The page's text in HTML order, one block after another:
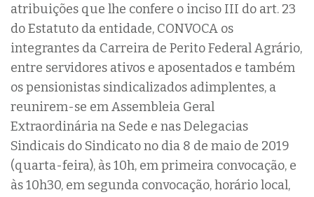
atribuições que lhe confere o inciso III do art. 23
do Estatuto da entidade, CONVOCA os
integrantes da Carreira de Perito Federal Agrário,
entre servidores ativos e aposentados e também
os pensionistas sindicalizados adimplentes, a
reunirem-se em Assembleia Geral
Extraordinária na Sede e nas Delegacias
Sindicais do Sindicato no dia 8 de maio de 2019
(quarta-feira), às 10h, em primeira convocação, e
às 10h30, em segunda convocação, horário local,